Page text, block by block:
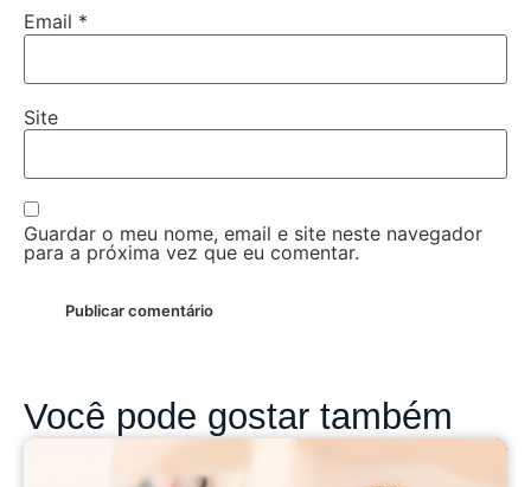
Email *
Site
Guardar o meu nome, email e site neste navegador
para a próxima vez que eu comentar.
Você pode gostar também